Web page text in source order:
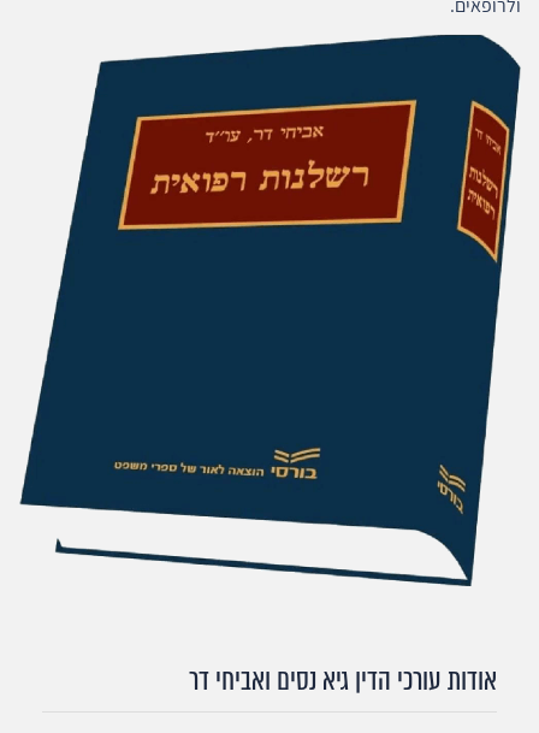
ולרופאים.
אודות עורכי הדין גיא נסים ואביחי דר